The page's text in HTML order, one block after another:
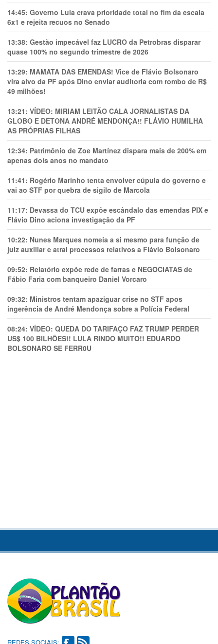
14:45: Governo Lula crava prioridade total no fim da escala
6x1 e rejeita recuos no Senado
13:38: Gestão impecável faz LUCRO da Petrobras disparar
quase 100% no segundo trimestre de 2026
13:29: MAMATA DAS EMENDAS! Vice de Flávio Bolsonaro
vira alvo da PF após Dino enviar auditoria com rombo de R$
49 milhões!
13:21: VÍDEO: MIRIAM LEITÃO CALA JORNALISTAS DA
GLOBO E DETONA ANDRÉ MENDONÇA!! FLÁVIO HUMILHA
AS PRÓPRIAS FILHAS
12:34: Patrimônio de Zoe Martínez dispara mais de 200% em
apenas dois anos no mandato
11:41: Rogério Marinho tenta envolver cúpula do governo e
vai ao STF por quebra de sigilo de Marcola
11:17: Devassa do TCU expõe escândalo das emendas PIX e
Flávio Dino aciona investigação da PF
10:22: Nunes Marques nomeia a si mesmo para função de
juiz auxiliar e atrai processos relativos a Flávio Bolsonaro
09:52: Relatório expõe rede de farras e NEGOCIATAS de
Fábio Faria com banqueiro Daniel Vorcaro
09:32: Ministros tentam apaziguar crise no STF apos
ingerência de André Mendonça sobre a Polícia Federal
08:24: VÍDEO: QUEDA DO TARIFAÇO FAZ TRUMP PERDER
US$ 100 BILHÕES!! LULA RINDO MUITO!! EDUARDO
BOLSONARO SE FERR0U